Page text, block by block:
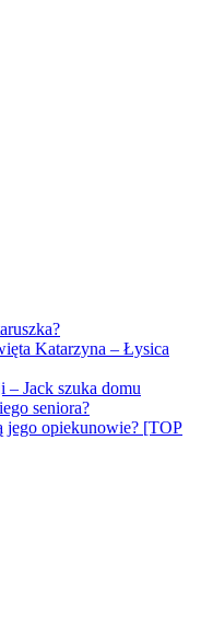
Katarzyna – Łysica
– Jack szuka domu
seniora?
jego opiekunowie? [TOP